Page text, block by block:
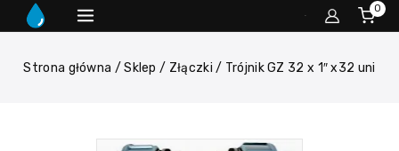
0
Strona główna / Sklep / Złączki / Trójnik GZ 32 x 1″ x32 uni